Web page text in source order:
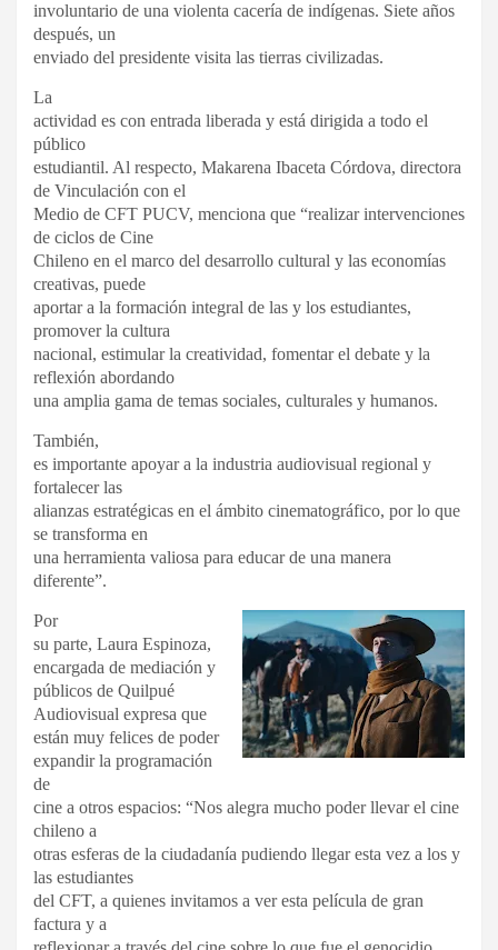
involuntario de una violenta cacería de indígenas. Siete años
después, un
enviado del presidente visita las tierras civilizadas.
La
actividad es con entrada liberada y está dirigida a todo el
público
estudiantil. Al respecto, Makarena Ibaceta Córdova, directora
de Vinculación con el
Medio de CFT PUCV, menciona que “realizar intervenciones
de ciclos de Cine
Chileno en el marco del desarrollo cultural y las economías
creativas, puede
aportar a la formación integral de las y los estudiantes,
promover la cultura
nacional, estimular la creatividad, fomentar el debate y la
reflexión abordando
una amplia gama de temas sociales, culturales y humanos.
También,
es importante apoyar a la industria audiovisual regional y
fortalecer las
alianzas estratégicas en el ámbito cinematográfico, por lo que
se transforma en
una herramienta valiosa para educar de una manera
diferente”.
Por
su parte, Laura Espinoza,
encargada de mediación y
públicos de Quilpué
Audiovisual expresa que
están muy felices de poder
expandir la programación
de
cine a otros espacios: “Nos alegra mucho poder llevar el cine
chileno a
otras esferas de la ciudadanía pudiendo llegar esta vez a los y
las estudiantes
del CFT, a quienes invitamos a ver esta película de gran
factura y a